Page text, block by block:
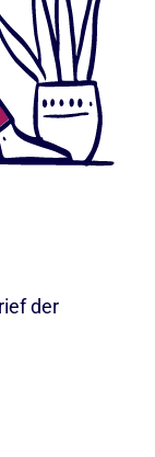
der